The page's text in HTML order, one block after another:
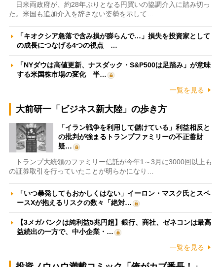
日米両政府が、約28年ぶりとなる円買いの協調介入に踏み切っ
た。米国も追加介入を辞さない姿勢を示して…
「キオクシア急落で含み損が膨らんで…」損失を投資家として
の成長につなげる4つの視点 …
「NYダウは高値更新、ナスダック・S&P500は足踏み」が意味
する米国株市場の変化 半…
一覧を見る
大前研一「ビジネス新大陸」の歩き方
「イラン戦争を利用して儲けている」利益相反と
の批判が強まるトランプファミリーの不正蓄財
疑…
トランプ大統領のファミリー信託が今年1～3月に3000回以上も
の証券取引を行っていたことが明らかになり…
「いつ暴発してもおかしくはない」イーロン・マスク氏とスペ
ースXが抱えるリスクの数々「絶対…
【3メガバンクは純利益5兆円超】銀行、商社、ゼネコンは最高
益続出の一方で、中小企業・…
一覧を見る